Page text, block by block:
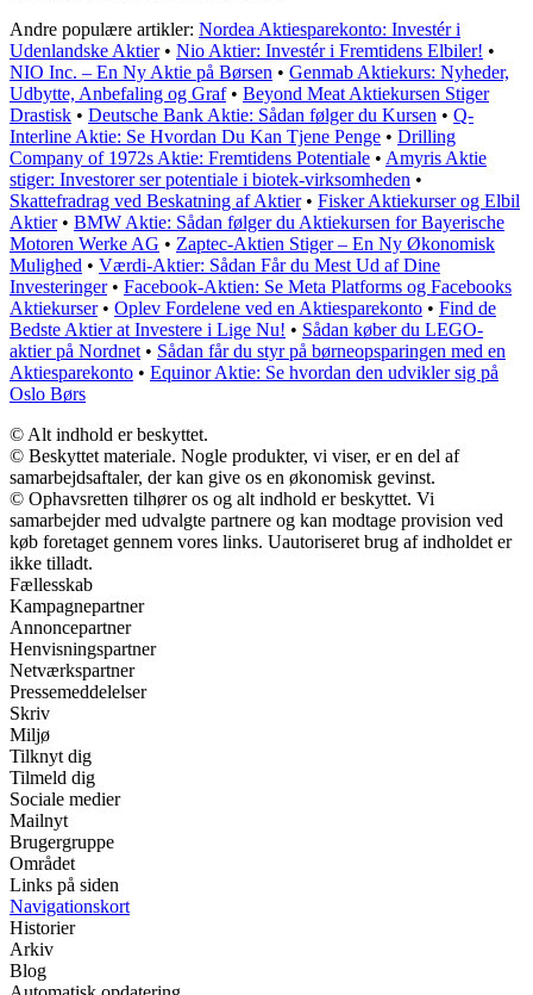
Andre populære artikler: Nordea Aktiesparekonto: Investér i
Udenlandske Aktier• Nio Aktier: Investér i Fremtidens Elbiler! •
NIO Inc. – En Ny Aktie på Børsen • Genmab Aktiekurs: Nyheder,
Udbytte, Anbefaling og Graf• Beyond Meat Aktiekursen Stiger
Drastisk • Deutsche Bank Aktie: Sådan følger du Kursen • Q-
Interline Aktie: Se Hvordan Du Kan Tjene Penge • Drilling
Company of 1972s Aktie: Fremtidens Potentiale • Amyris Aktie
stiger: Investorer ser potentiale i biotek-virksomheden •
Skattefradrag ved Beskatning af Aktier• Fisker Aktiekurser og Elbil
Aktier• BMW Aktie: Sådan følger du Aktiekursen for Bayerische
Motoren Werke AG • Zaptec-Aktien Stiger – En Ny Økonomisk
Mulighed • Værdi-Aktier: Sådan Får du Mest Ud af Dine
Investeringer• Facebook-Aktien: Se Meta Platforms og Facebooks
Aktiekurser• Oplev Fordelene ved en Aktiesparekonto • Find de
Bedste Aktier at Investere i Lige Nu! • Sådan køber du LEGO-
aktier på Nordnet • Sådan får du styr på børneopsparingen med en
Aktiesparekonto • Equinor Aktie: Se hvordan den udvikler sig på
Oslo Børs
© Alt indhold er beskyttet.
© Beskyttet materiale. Nogle produkter, vi viser, er en del af
samarbejdsaftaler, der kan give os en økonomisk gevinst.
© Ophavsretten tilhører os og alt indhold er beskyttet. Vi
samarbejder med udvalgte partnere og kan modtage provision ved
køb foretaget gennem vores links. Uautoriseret brug af indholdet er
ikke tilladt.
Fællesskab
Kampagnepartner
Annoncepartner
Henvisningspartner
Netværkspartner
Pressemeddelelser
Skriv
Miljø
Tilknyt dig
Tilmeld dig
Sociale medier
Mailnyt
Brugergruppe
Området
Links på siden
Navigationskort
Historier
Arkiv
Blog